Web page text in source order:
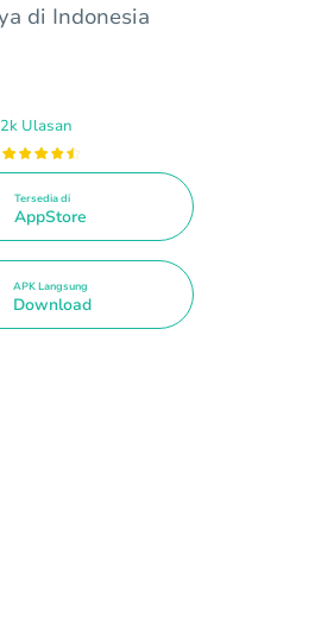
di Indonesia
Ulasan
Tersedia di
AppStore
APK Langsung
Download